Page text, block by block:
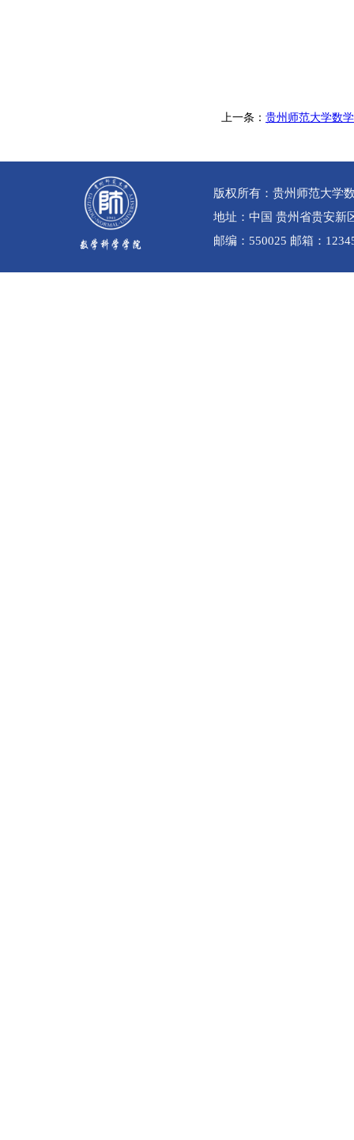
上一条： 贵州师范大学数
版权所有：贵州师范大学
地址：中国 贵州省贵安新
邮编：550025 邮箱：